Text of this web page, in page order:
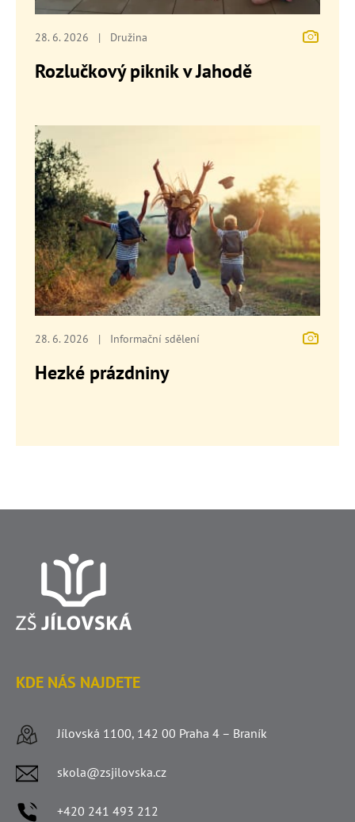
28. 6. 2026 | Družina
Rozlučkový piknik v Jahodě
28. 6. 2026 | Informační sdělení
Hezké prázdniny
KDE NÁS NAJDETE
Jílovská 1100, 142 00 Praha 4 – Braník
skola@zsjilovska.cz
+420 241 493 212